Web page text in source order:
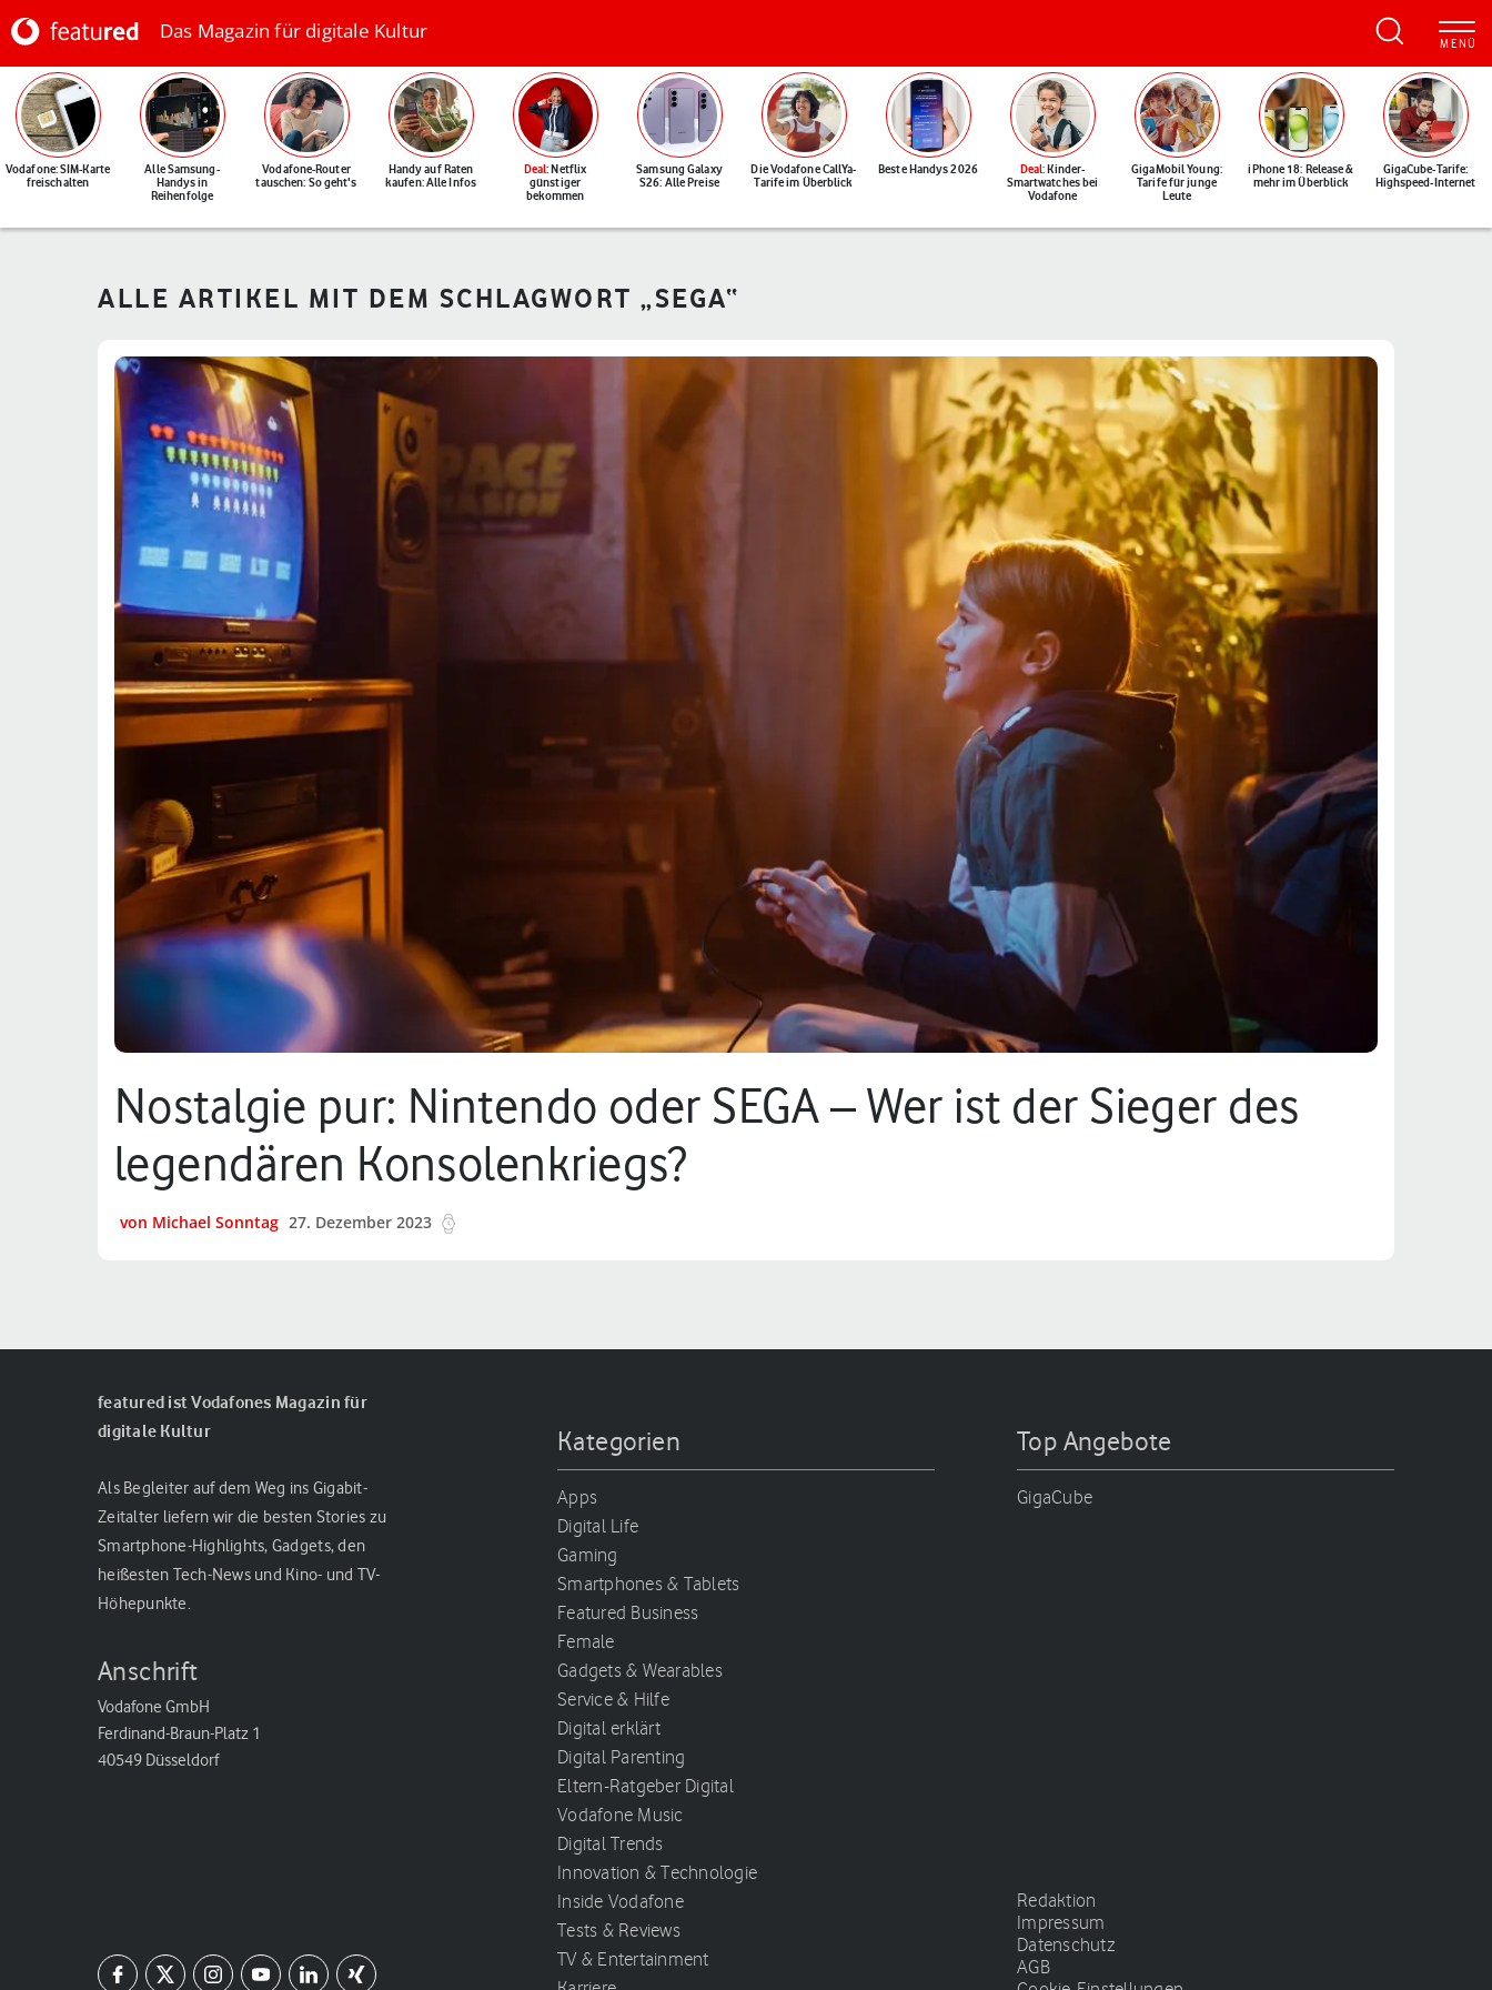
Das Magazin für digitale Kultur
Vodafone: SIM-Karte
freischalten
Alle Samsung-
Handys in
Reihenfolge
Vodafone-Router
tauschen: So geht's
Handy auf Raten
kaufen: Alle Infos
Deal: Netflix
günstiger
bekommen
Samsung Galaxy
S26: Alle Preise
Die Vodafone CallYa-
Tarife im Überblick
Beste Handys 2026 Deal: Kinder-
Smartwatches bei
Vodafone
GigaMobil Young:
Tarife für junge
Leute
iPhone 18: Release &
mehr im Überblick
GigaCube-Tarife:
Highspeed-Internet
ALLE ARTIKEL MIT DEM SCHLAGWORT „SEGA“
Nostalgie pur: Nintendo oder SEGA – Wer ist der Sieger des
legendären Konsolenkriegs?
von Michael Sonntag 27. Dezember 2023
featured ist Vodafones Magazin für
digitale Kultur
Als Begleiter auf dem Weg ins Gigabit-
Zeitalter liefern wir die besten Stories zu
Smartphone-Highlights, Gadgets, den
heißesten Tech-News und Kino- und TV-
Höhepunkte.
Anschrift
Vodafone GmbH
Ferdinand-Braun-Platz 1
40549 Düsseldorf
Kategorien
Apps
Digital Life
Gaming
Smartphones & Tablets
Featured Business
Female
Gadgets & Wearables
Service & Hilfe
Digital erklärt
Digital Parenting
Eltern-Ratgeber Digital
Vodafone Music
Digital Trends
Innovation & Technologie
Inside Vodafone
Tests & Reviews
TV & Entertainment
Top Angebote
GigaCube
Redaktion
Impressum
Datenschutz
AGB